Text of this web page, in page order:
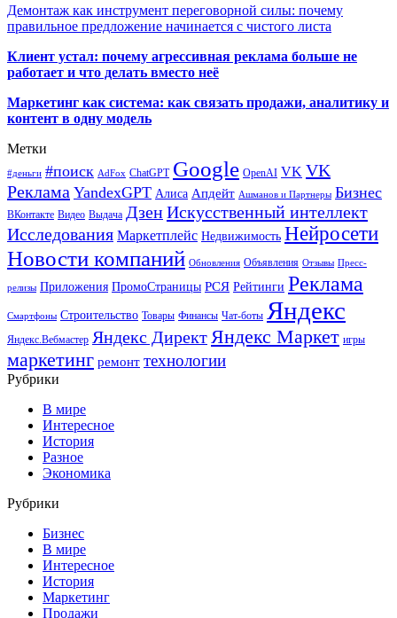
Демонтаж как инструмент переговорной силы: почему
правильное предложение начинается с чистого листа
Клиент устал: почему агрессивная реклама больше не
работает и что делать вместо неё
Маркетинг как система: как связать продажи, аналитику и
контент в одну модель
Метки
#деньги #поиск AdFox ChatGPT Google OpenAI VK VK
Реклама YandexGPT Алиса Апдейт Ашманов и Партнеры Бизнес
ВКонтакте Видео Выдача ДзенИскусственный интеллект
Исследования Маркетплейс Недвижимость Нейросети
Новости компаний Обновления Объявления Отзывы Пресс-
релизы Приложения ПромоСтраницы РСЯ Рейтинги Реклама
Смартфоны Строительство Товары Финансы Чат-боты Яндекс
Яндекс.Вебмастер Яндекс Директ Яндекс Маркет игры
маркетинг ремонт технологии
Рубрики
В мире
Интересное
История
Разное
Экономика
Рубрики
Бизнес
В мире
Интересное
История
Маркетинг
Продажи